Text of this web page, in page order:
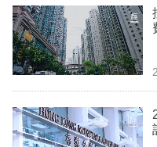
樓
市
理
商
業